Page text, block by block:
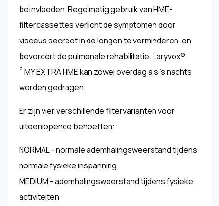
beïnvloeden. Regelmatig gebruik van HME-
filtercassettes verlicht de symptomen door
visceus secreet in de longen te verminderen, en
bevordert de pulmonale rehabilitatie. Laryvox®
® MY EXTRA HME kan zowel overdag als 's nachts
worden gedragen.
Er zijn vier verschillende filtervarianten voor
uiteenlopende behoeften:
NORMAL - normale ademhalingsweerstand tijdens
normale fysieke inspanning
MEDIUM - ademhalingsweerstand tijdens fysieke
activiteiten